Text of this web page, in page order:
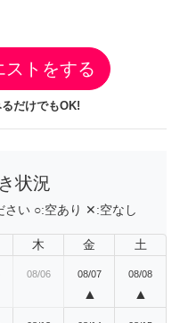
ストをする
だけでもOK!
状況
さい ○:空あり ✕:空なし
木 金 土
08/06 08/07
▲
08/08
▲